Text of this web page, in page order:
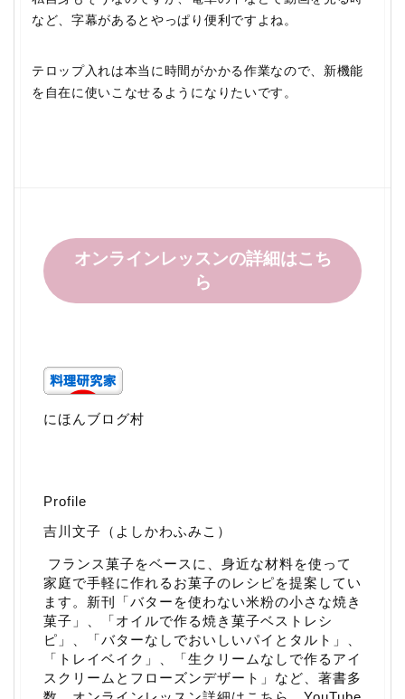
など、字幕があるとやっぱり便利ですよね。
テロップ入れは本当に時間がかかる作業なので、新機能
を自在に使いこなせるようになりたいです。
オンラインレッスンの詳細はこち
ら
にほんブログ村
Profile
吉川文子（よしかわふみこ）
フランス菓子をベースに、身近な材料を使って
家庭で手軽に作れるお菓子のレシピを提案してい
ます。新刊「バターを使わない米粉の小さな焼き
菓子 」、「オイルで作る焼き菓子ベストレシ
ピ 」、「バターなしでおいしいパイとタルト 」、
「 トレイベイク 」、「生クリームなしで作るアイ
スクリームとフローズンデザート 」など、著書多